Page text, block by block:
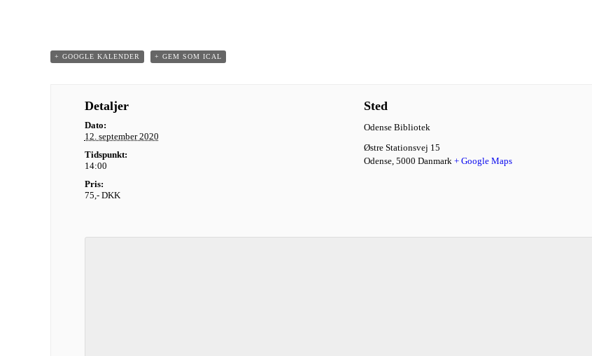
+ GOOGLE KALENDER + GEM SOM ICAL
Detaljer
Dato:
12. september 2020
Tidspunkt:
14:00
Pris:
75,- DKK
Sted
Odense Bibliotek
Østre Stationsvej 15
Odense 5000 Danmark + Google Maps